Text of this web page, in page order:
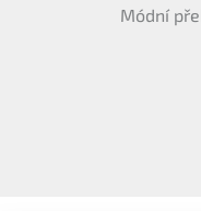
Módní